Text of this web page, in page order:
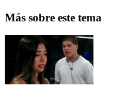
Más sobre este tema